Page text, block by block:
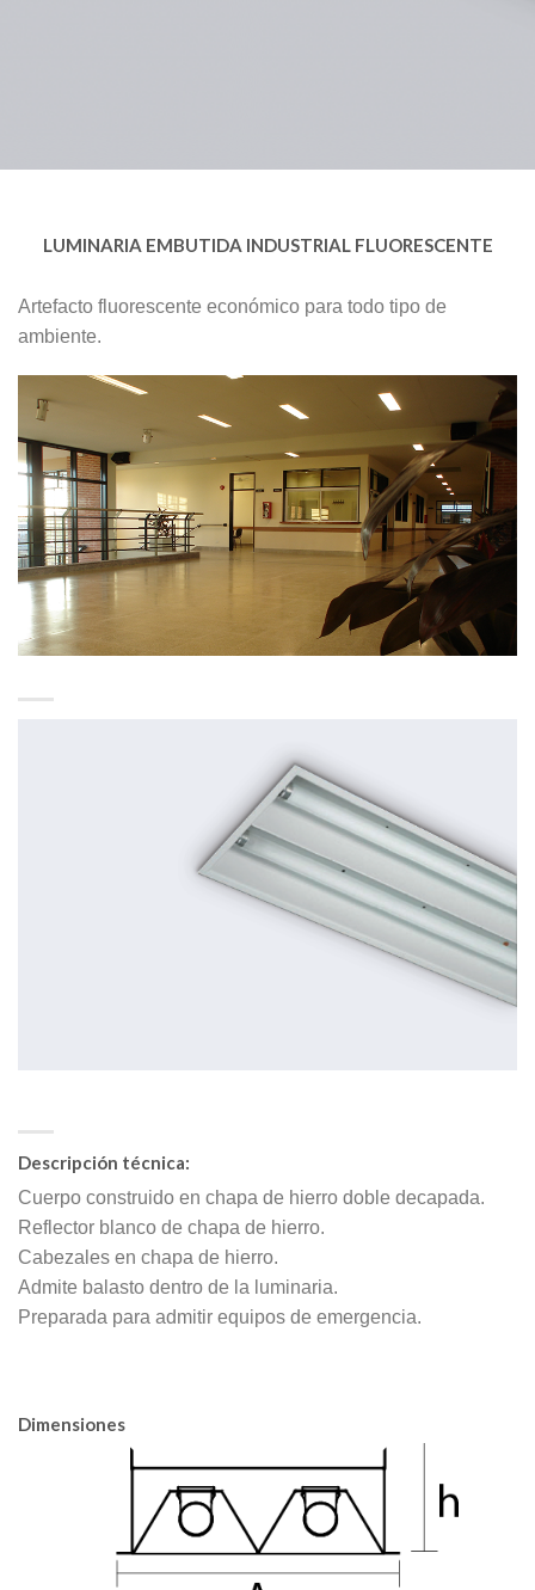
LUMINARIA EMBUTIDA INDUSTRIAL FLUORESCENTE
Artefacto fluorescente económico para todo tipo de
ambiente.
Descripción técnica:
Cuerpo construido en chapa de hierro doble decapada.
Reflector blanco de chapa de hierro.
Cabezales en chapa de hierro.
Admite balasto dentro de la luminaria.
Preparada para admitir equipos de emergencia.
Dimensiones